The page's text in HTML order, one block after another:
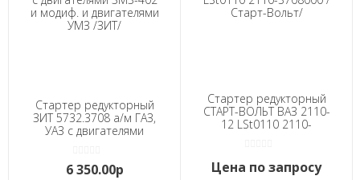
Стартер редукторный
ЗИТ 5732.3708 а/м ГАЗ,
УАЗ с двигателями
6 350.00р
Стартер редукторный
СТАРТ-ВОЛЬТ ВАЗ 2110-
12 LSt0110 2110-
Цена по запросу